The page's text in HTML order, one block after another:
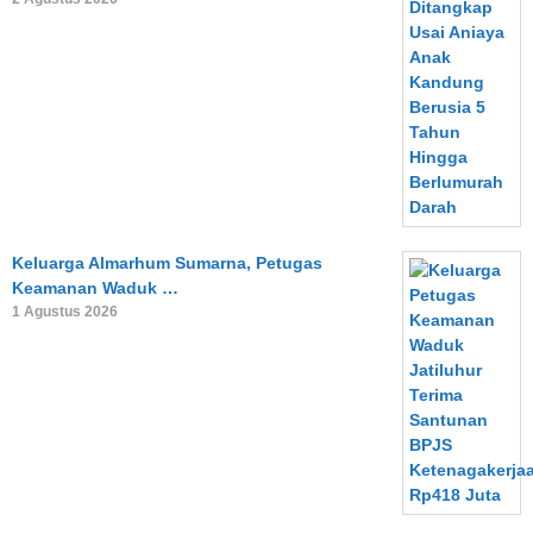
Keluarga Almarhum Sumarna, Petugas
Keamanan Waduk …
1 Agustus 2026